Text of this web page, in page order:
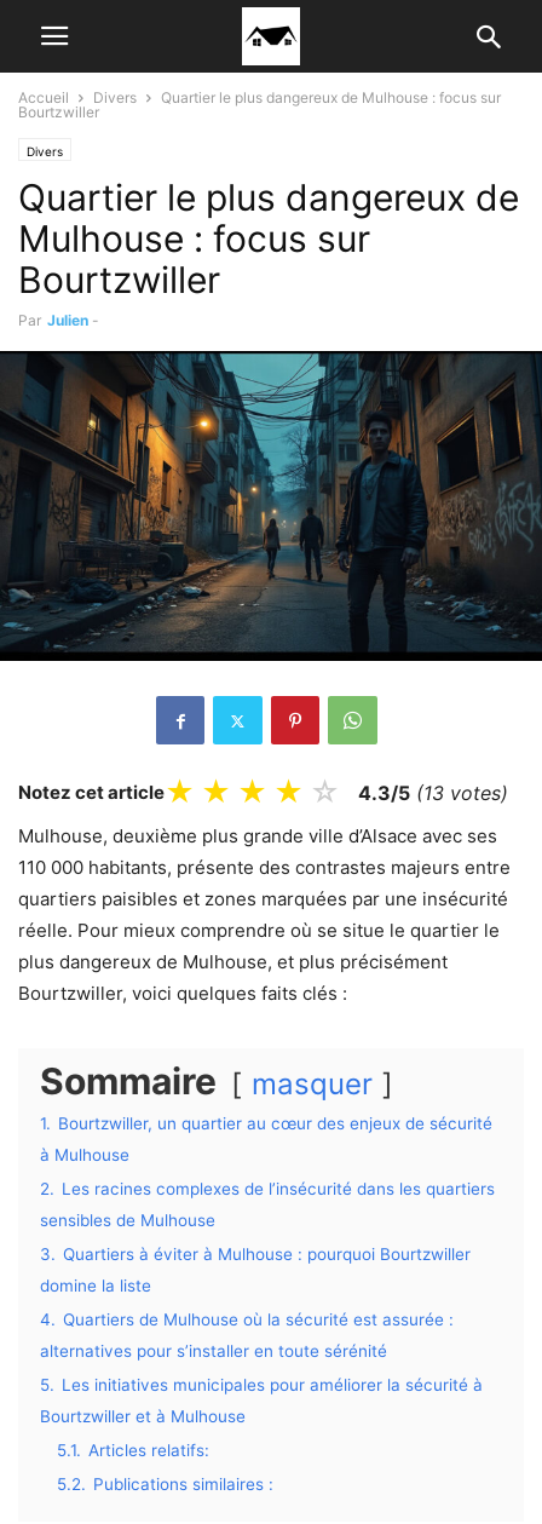
Accueil Divers
Quartier le plus dangereux de Mulhouse : focus sur
Bourtzwiller
Divers
Quartier le plus dangereux de
Mulhouse : focus sur
Bourtzwiller
Par Julien -
Notez cet article★ ★ ★ ★ ☆ 4.3/5 (13 votes)
Mulhouse, deuxième plus grande ville d’Alsace avec ses
110 000 habitants, présente des contrastes majeurs entre
quartiers paisibles et zones marquées par une insécurité
réelle. Pour mieux comprendre où se situe le quartier le
plus dangereux de Mulhouse, et plus précisément
Bourtzwiller, voici quelques faits clés :
Sommaire masquer
1. Bourtzwiller, un quartier au cœur des enjeux de sécurité
à Mulhouse
2. Les racines complexes de l’insécurité dans les quartiers
sensibles de Mulhouse
3. Quartiers à éviter à Mulhouse : pourquoi Bourtzwiller
domine la liste
4. Quartiers de Mulhouse où la sécurité est assurée :
alternatives pour s’installer en toute sérénité
5. Les initiatives municipales pour améliorer la sécurité à
Bourtzwiller et à Mulhouse
5.1. Articles relatifs:
5.2. Publications similaires :